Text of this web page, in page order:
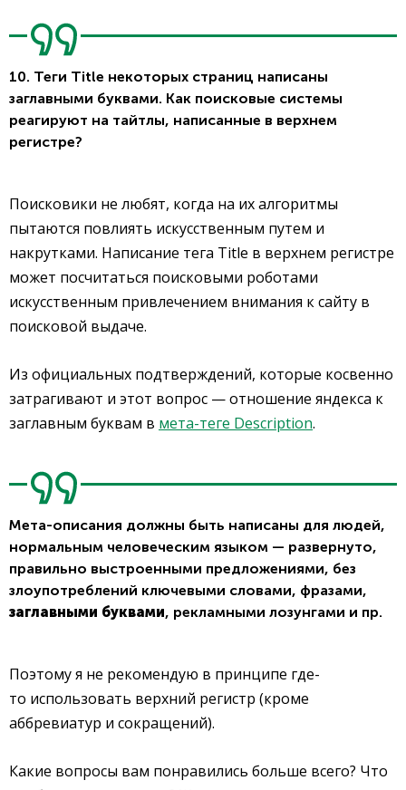
10. Теги Title некоторых страниц написаны
заглавными буквами. Как поисковые системы
реагируют на тайтлы, написанные в верхнем
регистре?
Поисковики не любят, когда на их алгоритмы
пытаются повлиять искусственным путем и
накрутками. Написание тега Title в верхнем регистре
может посчитаться поисковыми роботами
искусственным привлечением внимания к сайту в
поисковой выдаче.
Из официальных подтверждений, которые косвенно
затрагивают и этот вопрос — отношение яндекса к
заглавным буквам в мета-теге Description.
Мета-описания должны быть написаны для людей,
нормальным человеческим языком — развернуто,
правильно выстроенными предложениями, без
злоупотреблений ключевыми словами, фразами,
заглавными буквами, рекламными лозунгами и пр.
Поэтому я не рекомендую в принципе где-
то использовать верхний регистр (кроме
аббревиатур и сокращений).
Какие вопросы вам понравились больше всего? Что